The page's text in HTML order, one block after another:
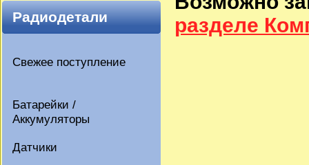
Радиодетали
Свежее поступление
Батарейки /
Аккумуляторы
Датчики
разделе